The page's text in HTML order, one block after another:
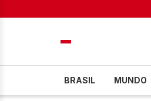
BRASIL MUNDO